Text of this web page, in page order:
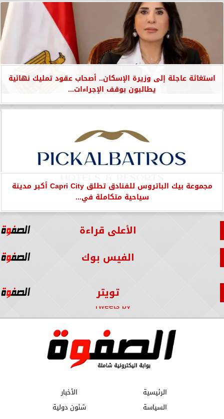
استغاثة عاجلة إلى وزيرة الإسكان.. أصحاب عقود تمليك نهائية
يطالبون بوقف الإجراءات...
مجموعة بيك الباتروس للفنادق تطلق Capri City أكبر مدينة
سياحية متكاملة في...
الأعلى قراءة
الفيس بوك
تويتر
Tweets by
الرئيسية
الأخبار
السياسة
شئون دولية